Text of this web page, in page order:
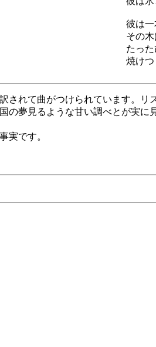
彼は
その
たっ
焼け
されて曲がつけられています。
の夢見るような甘い調べとが実
実です。